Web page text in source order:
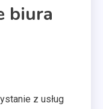
biura
z usług